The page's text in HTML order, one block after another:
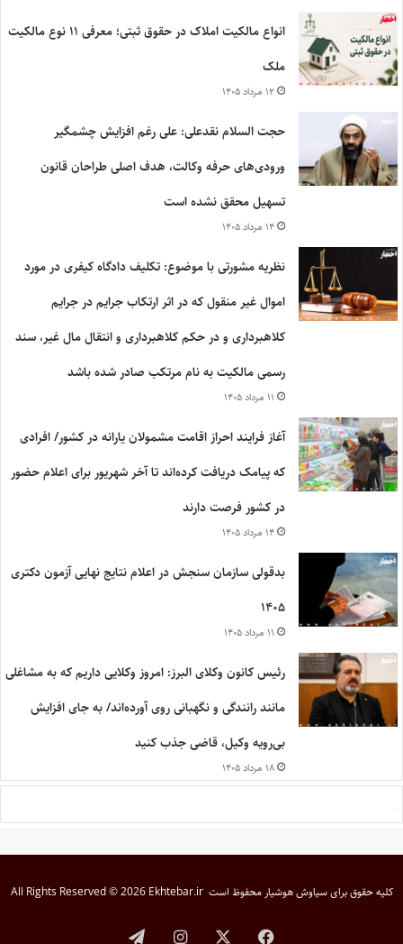
انواع مالکیت املاک در حقوق ثبتی؛ معرفی ۱۱ نوع مالکیت
ملک
۱۲ مرداد ۱۴۰۵
حجت السلام نقدعلی: علی رغم افزایش چشمگیر
ورودی‌های حرفه وکالت، هدف اصلی طراحان قانون
تسهیل محقق نشده است
۱۴ مرداد ۱۴۰۵
نظریه مشورتی با موضوع: تکلیف دادگاه کیفری در مورد
اموال غیر منقول که در اثر ارتکاب جرایم در جرایم
کلاهبرداری و در حکم کلاهبرداری و انتقال مال غیر، سند
رسمی مالکیت به نام مرتکب صادر شده باشد
۱۱ مرداد ۱۴۰۵
آغاز فرایند احراز اقامت مشمولان یارانه در کشور/ افرادی
که پیامک دریافت کرده‌اند تا آخر شهریور برای اعلام حضور
در کشور فرصت دارند
۱۴ مرداد ۱۴۰۵
بدقولی سازمان سنجش در اعلام نتایج نهایی آزمون دکتری
۱۴۰۵
۱۱ مرداد ۱۴۰۵
رئیس کانون وکلای البرز: امروز وکلایی داریم که به مشاغلی
مانند رانندگی و نگهبانی روی آورده‌اند/ به جای افزایش
بی‌رویه وکیل، قاضی جذب کنید
۱۸ مرداد ۱۴۰۵
کلیه حقوق برایسیاوش هوشیار محفوظ است All Rights Reserved © 2026 Ekhtebar.ir